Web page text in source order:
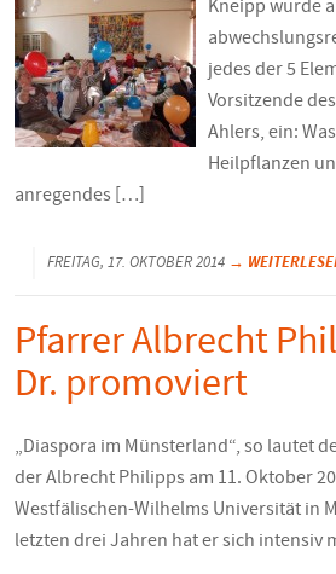
Kneipp wurde
jedes der 5
Vorsitzende
Ahlers, ein:
Heilpflanzen
anregendes […]
FREITAG, 17. OKTOBER 2014 →
Pfarrer Albrecht
Dr. promoviert
„Diaspora im Münsterland“, so lautet
der Albrecht Philipps am 11. Oktober
Westfälischen-Wilhelms Universität in
letzten drei Jahren hat er sich intensiv